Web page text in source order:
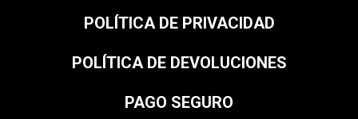
POLÍTICA DE PRIVACIDAD
POLÍTICA DE DEVOLUCIONES
PAGO SEGURO